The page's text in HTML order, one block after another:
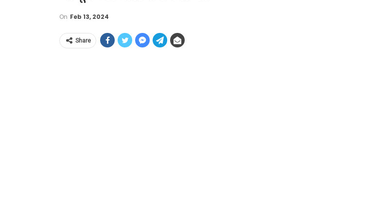
On Feb 13, 2024
Share